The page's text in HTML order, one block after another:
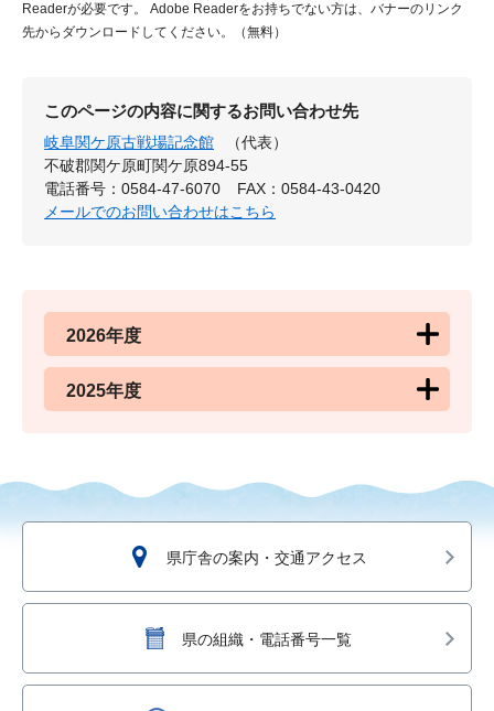
Readerが必要です。
Adobe Readerをお持ちでない方は、バナーのリンク
先からダウンロードしてください。（無料）
このページの内容に関するお問い合わせ先
岐阜関ケ原古戦場記念館
（代表）
不破郡関ケ原町関ケ原894-55
電話番号：0584-47-6070
FAX：0584-43-0420
メールでのお問い合わせはこちら
2026年度
2025年度
県庁舎の案内・交通アクセス
県の組織・電話番号一覧